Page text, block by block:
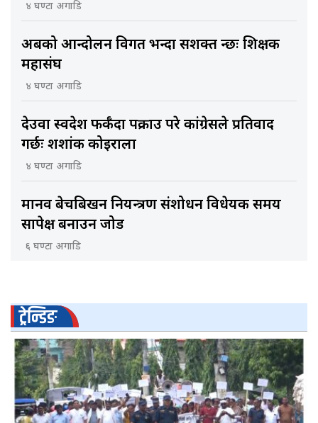
४ घण्टा अगाडि
अबको आन्दोलन विगत भन्दा सशक्त हुन्छः शिक्षक
महासंघ
४ घण्टा अगाडि
देउवा स्वदेश फर्कँदा पक्राउ परे कांग्रेसले प्रतिवाद
गर्छः शशांक कोइराला
४ घण्टा अगाडि
मानव बेचबिखन नियन्त्रण संशोधन विधेयक समय
सापेक्ष बनाउन जोड
६ घण्टा अगाडि
ट्रेन्डिङ